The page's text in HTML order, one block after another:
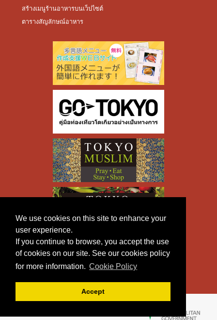
We use cookies on this site to enhance your
user experience.
If you continue to browse, you accept the use
of cookies on our site. See our cookies policy
for more information. Cookie Policy
Accept
สร้างเมนูร้านอาหารบนเว็ปไซต์
ตารางสัญลักษณ์อาหาร